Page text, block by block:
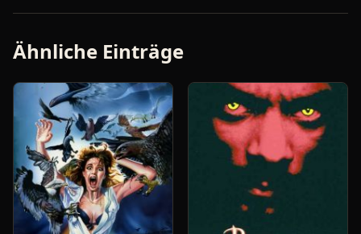
Ähnliche Einträge